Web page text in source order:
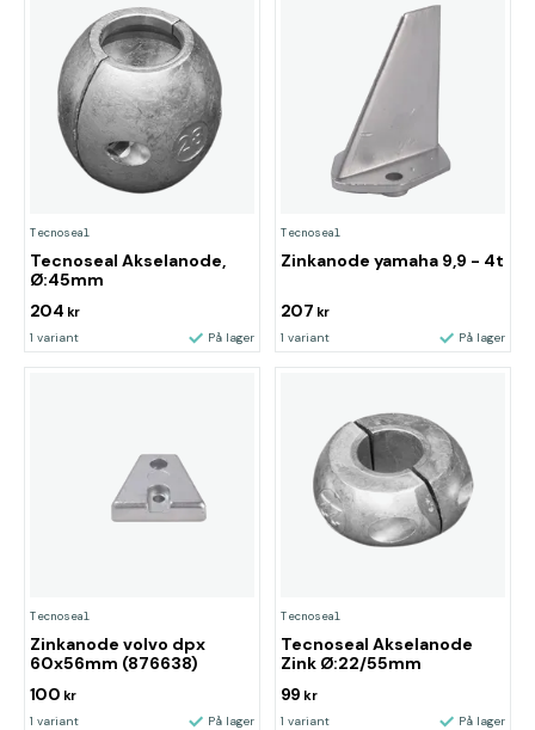
Tecnoseal
Tecnoseal Akselanode,
Ø:45mm
204 kr
1 variant På lager
Tecnoseal
Zinkanode yamaha 9,9 - 4t
207 kr
1 variant På lager
Tecnoseal
Zinkanode volvo dpx
60x56mm (876638)
100 kr
1 variant På lager
Tecnoseal
Tecnoseal Akselanode
Zink Ø:22/55mm
99 kr
1 variant På lager